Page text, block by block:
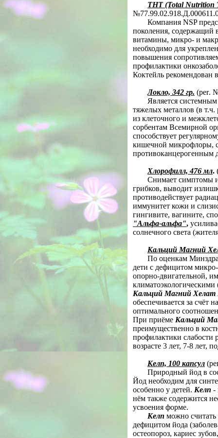
ТНТ (Total Nutrition
Компания NSP
поколения, содержащий
витамины, микро- и
необходимо для
повышения
профилактики
Коктейль рекомендован
Локло, 342 гр. (per.
Является
тяжелых металлов (в
из клеточного и
сорбентам Всемирной
способствует
кишечной микрофлоры,
противоканцерогенным
Хлорофилл, 476 мл.
Снимает симптомы
грибков, выводит
противодействует
иммунитет кожи и
гингивите, вагините,
"Альфа-альфа",
солнечного света
Кальций Магний
По оценкам
дети с дефицитом
опорно-двигательной,
Кальций Магний Хелат
обеспечивается за счёт
оптимального
При приёме Кальций
преимущественно в
профилактики слабости
возрасте 3 лет, 7-8 лет,
Келп, 100 капсул
Природный йод в
Йод необходим для
особенно у детей. Келп -
нём также содержится
усвоения форме.
Келп можно считать
дефицитом йода
остеопороз, кариес